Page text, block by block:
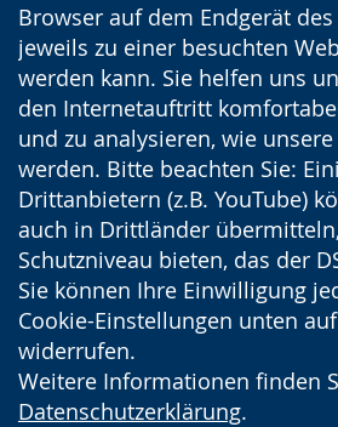
Browser auf dem Endgerät
jeweils zu einer besuchten
werden kann. Sie helfen uns
den Internetauftritt
und zu analysieren, wie
werden. Bitte beachten Sie:
Drittanbietern (z.B. YouTube)
auch in Drittländer
Schutzniveau bieten, das der
Sie können Ihre Einwilligung
Cookie-Einstellungen unten
widerrufen.
Weitere Informationen finden
Datenschutzerklärung.